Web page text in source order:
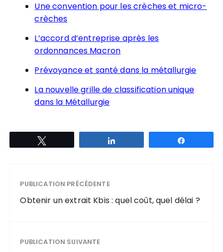
Une convention pour les crèches et micro-
crèches
L’accord d’entreprise après les
ordonnances Macron
Prévoyance et santé dans la métallurgie
La nouvelle grille de classification unique
dans la Métallurgie
PUBLICATION PRÉCÉDENTE
Obtenir un extrait Kbis : quel coût, quel délai ?
PUBLICATION SUIVANTE